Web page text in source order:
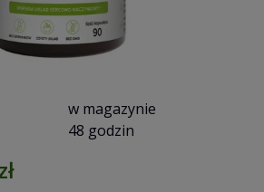
w magazynie
48 godzin